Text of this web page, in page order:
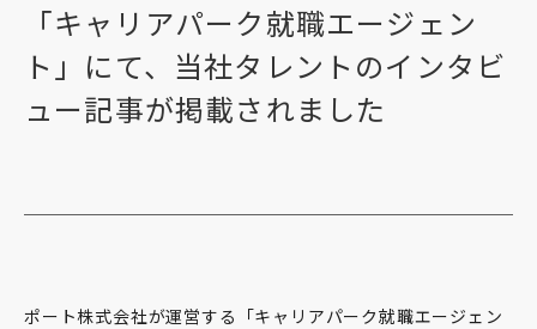
「キャリアパーク就職エージェン
ト」にて、当社タレントのインタビ
ュー記事が掲載されました
ポート株式会社が運営する「キャリアパーク就職エージェン